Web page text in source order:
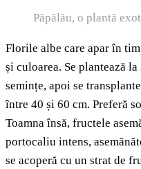
Păpălău, o plantă
Florile albe care apar în
și culoarea. Se plantează
semințe, apoi se
între 40 și 60 cm. Preferă
Toamna însă, fructele
portocaliu intens,
se acoperă cu un strat de